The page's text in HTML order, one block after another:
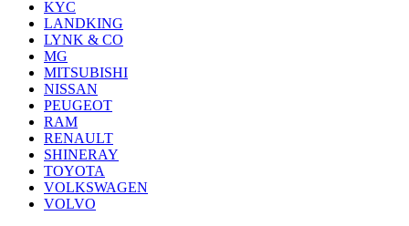
KYC
LANDKING
LYNK & CO
MG
MITSUBISHI
NISSAN
PEUGEOT
RAM
RENAULT
SHINERAY
TOYOTA
VOLKSWAGEN
VOLVO